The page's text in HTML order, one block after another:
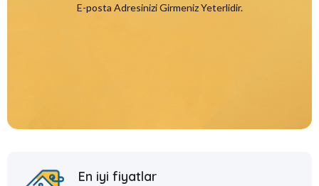
E-posta Adresinizi Girmeniz Yeterlidir.
En iyi fiyatlar